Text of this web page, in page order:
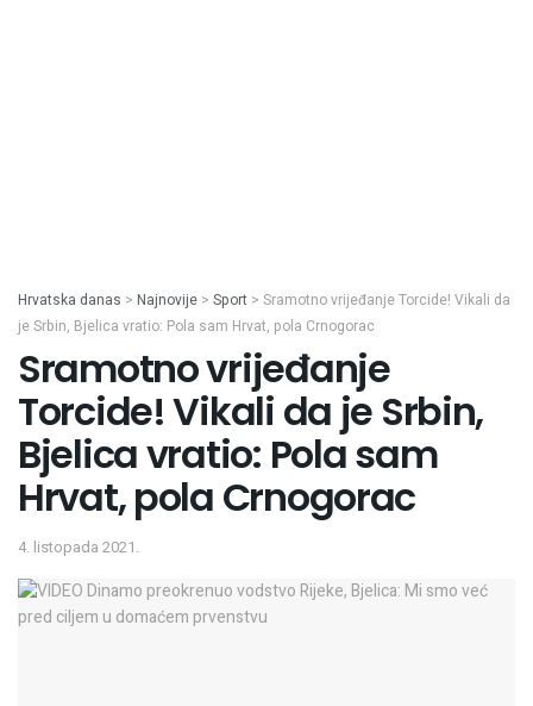
Hrvatska danas > Najnovije > Sport > Sramotno vrijeđanje Torcide! Vikali da
je Srbin, Bjelica vratio: Pola sam Hrvat, pola Crnogorac
Sramotno vrijeđanje
Torcide! Vikali da je Srbin,
Bjelica vratio: Pola sam
Hrvat, pola Crnogorac
4. listopada 2021.